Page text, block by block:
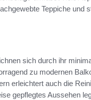
Teppiche und
sich durch ihr
zu modernen
erleichtert auch die
gepflegtes Aussehen